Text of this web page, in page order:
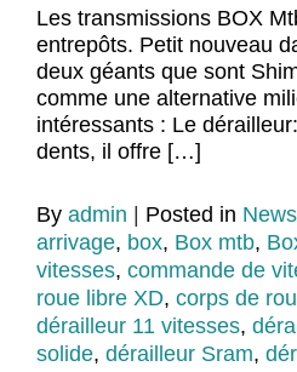
Les transmissions BOX
entrepôts. Petit nouveau
deux géants que sont
comme une alternative
intéressants : Le
dents, il offre […]
By admin Posted in
arrivage, box, Box mtb,
vitesses, commande de
roue libre XD, corps de
dérailleur 11 vitesses,
solide, dérailleur Sram,